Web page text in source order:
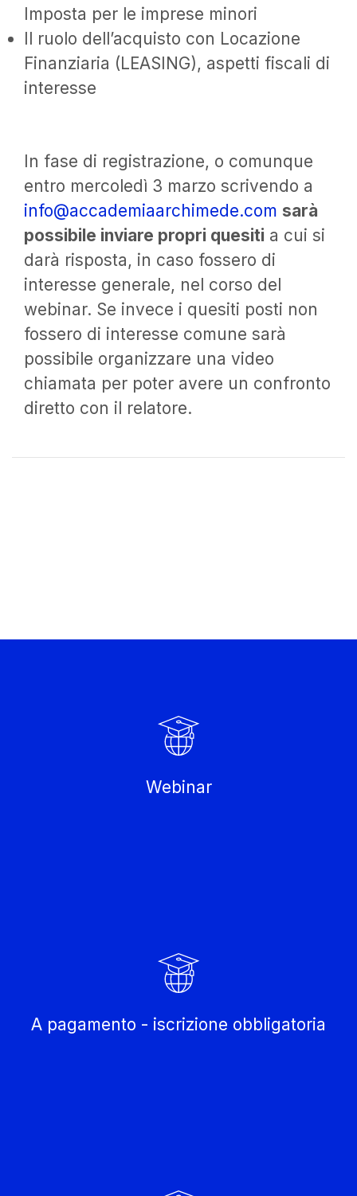
Imposta per le imprese minori
Il ruolo dell’acquisto con Locazione
Finanziaria (LEASING), aspetti fiscali di
interesse
In fase di registrazione, o comunque
entro mercoledì 3 marzo scrivendo a
info@accademiaarchimede.com sarà
possibile inviare propri quesiti a cui si
darà risposta, in caso fossero di
interesse generale, nel corso del
webinar. Se invece i quesiti posti non
fossero di interesse comune sarà
possibile organizzare una video
chiamata per poter avere un confronto
diretto con il relatore.
Webinar
A pagamento - iscrizione obbligatoria